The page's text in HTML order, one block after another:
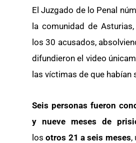
El Juzgado de lo Penal
la comunidad de
los 30 acusados,
difundieron el video
las víctimas de que habían
Seis personas fueron
y nueve meses de
losotros 21 a seis meses,